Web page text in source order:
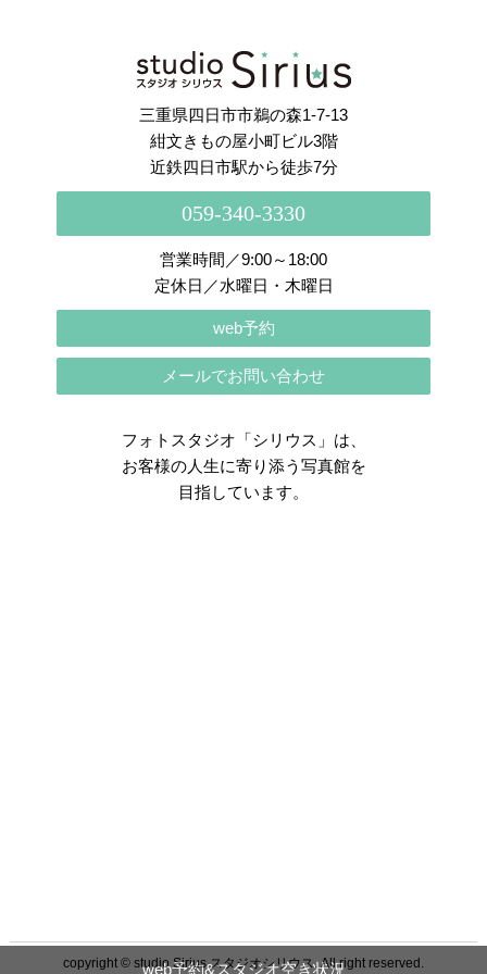
web予約&スタジオ空き状況
Instagram でフォロー
三重県四日市市鵜の森1-7-13
紺文きもの屋小町ビル3階
近鉄四日市駅から徒歩7分
059-340-3330
営業時間／9:00～18:00
定休日／水曜日・木曜日
web予約
メールでお問い合わせ
フォトスタジオ「シリウス」は、
お客様の人生に寄り添う写真館を
目指しています。
copyright © studio Sirius スタジオシリウス. All right reserved.